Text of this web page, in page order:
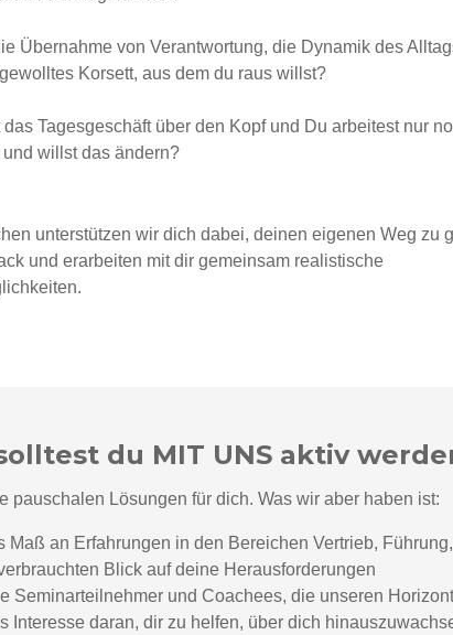
Übernahme von Verantwortung, die Dynamik des
Korsett, aus dem du raus willst?
das Tagesgeschäft über den Kopf und Du arbeitest nur
willst das ändern?
unterstützen wir dich dabei, deinen eigenen Weg zu
und erarbeiten mit dir gemeinsam realistische
du MIT UNS aktiv
pauschalen Lösungen für dich. Was wir aber haben ist:
Maß an Erfahrungen in den Bereichen Vertrieb,
Blick auf deine Herausforderungen
Seminarteilnehmer und Coachees, die unseren
Interesse daran, dir zu helfen, über dich